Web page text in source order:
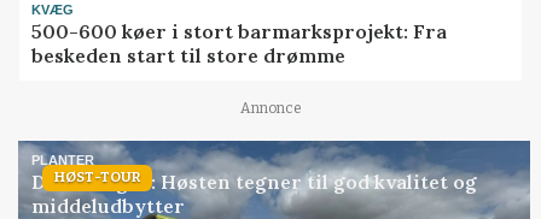
KVÆG
500-600 køer i stort barmarksprojekt: Fra
beskeden start til store drømme
Annonce
HØST-TOUR
PLANTER
Danish Agro: Høsten tegner til god kvalitet og
middeludbytter